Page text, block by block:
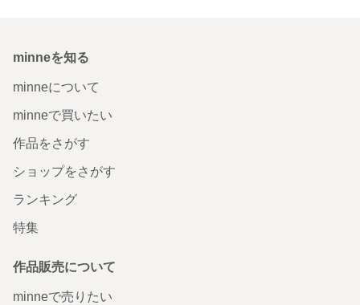
minneを知る
minneについて
minneで買いたい
作品をさがす
ショップをさがす
ランキング
特集
作品販売について
minneで売りたい